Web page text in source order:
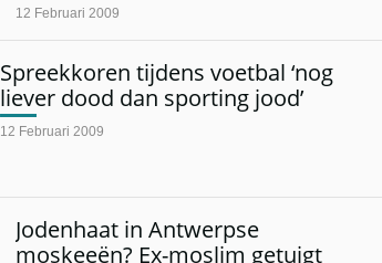
12 Februari 2009
Spreekkoren tijdens voetbal ‘nog
liever dood dan sporting jood’
12 Februari 2009
Jodenhaat in Antwerpse
moskeeën? Ex-moslim getuigt